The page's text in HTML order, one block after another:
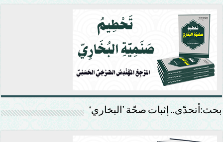
بحث:أتحدّى.. إثبات صحّة ’البخاري‘